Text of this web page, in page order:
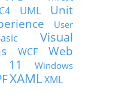
UML
Unit
User
Visual
WCF
Web
11
Windows
XAMLXML